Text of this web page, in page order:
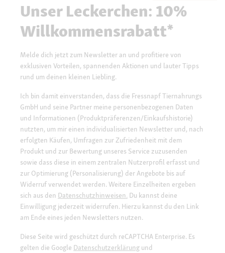
Unser Leckerchen: 10%
Willkommensrabatt*
Melde dich jetzt zum Newsletter an und profitiere von
exklusiven Vorteilen, spannenden Aktionen und lauter Tipps
rund um deinen kleinen Liebling.
Ich bin damit einverstanden, dass die Fressnapf Tiernahrungs
GmbH und seine Partner meine personenbezogenen Daten
und Informationen (Produktpräferenzen/Einkaufshistorie)
nutzten, um mir einen individualisierten Newsletter und, nach
erfolgten Käufen, Umfragen zur Zufriedenheit mit dem
Produkt und zur Bewertung unseres Service zuzusenden
sowie dass diese in einem zentralen Nutzerprofil erfasst und
zur Optimierung (Personalisierung) der Angebote bis auf
Widerruf verwendet werden. Weitere Einzelheiten ergeben
sich aus den Datenschutzhinweisen. Du kannst deine
Einwilligung jederzeit widerrufen. Hierzu kannst du den Link
am Ende eines jeden Newsletters nutzen.
Diese Seite wird geschützt durch reCAPTCHA Enterprise. Es
gelten die Google Datenschutzerklärung und